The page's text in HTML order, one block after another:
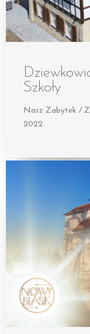
Szkoły
Nasz Zabytek /
2022